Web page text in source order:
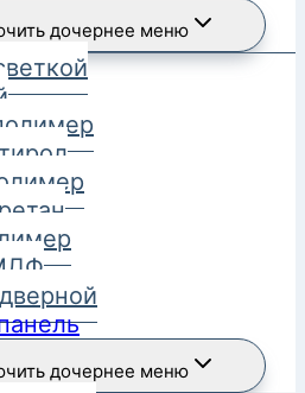
дочернее меню
дочернее меню